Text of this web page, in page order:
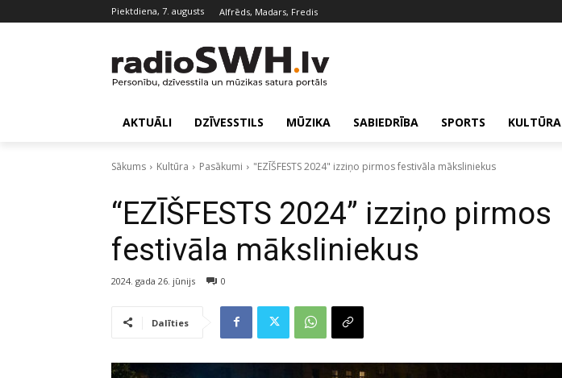
piektdiena, 7. augusts Alfrēds, Madars, Fredis
AKTUĀLI DZĪVESSTILS MŪZIKA SABIEDRĪBA SPORTS KULTŪRA
Sākums Kultūra Pasākumi "EZĪŠFESTS 2024" izziņo pirmos festivāla māksliniekus
“EZĪŠFESTS 2024” izziņo pirmos
festivāla māksliniekus
2024. gada 26. jūnijs 0
Dalīties